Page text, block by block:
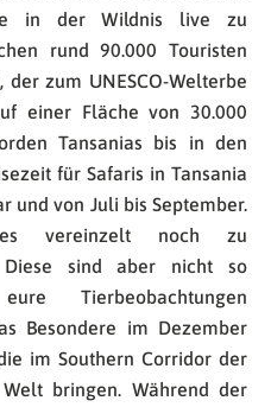
in der Wildnis live zu
rund 90.000 Touristen
, der zum UNESCO-Welterbe
einer Fläche von 30.000
Tansanias bis in den
für Safaris in Tansania
und von Juli bis September.
vereinzelt noch zu
Diese sind aber nicht so
Tierbeobachtungen
Besondere im Dezember
im Southern Corridor der
bringen. Während der